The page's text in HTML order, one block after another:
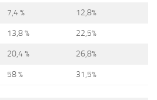
7,4 % 12,8%
13,8 % 22,5%
20,4 % 26,8%
58 % 31,5%